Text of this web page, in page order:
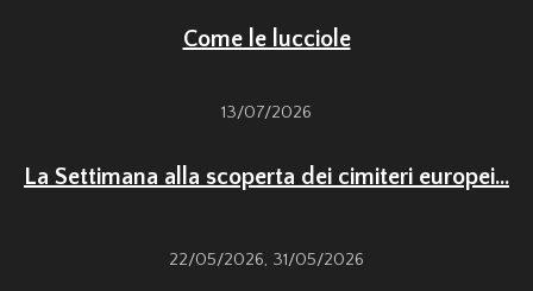
Come le lucciole
13/07/2026
La Settimana alla scoperta dei cimiteri europei...
22/05/2026, 31/05/2026